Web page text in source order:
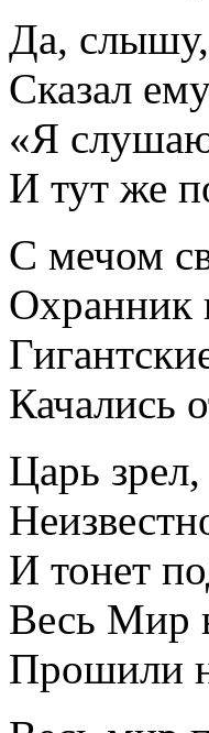
Да,
Сказал
«Я
И тут же
С мечом
Охранник
Качались
Царь
И тонет
Весь Мир
Прошили